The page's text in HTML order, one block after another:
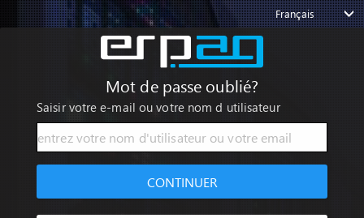
Français
Mot de passe oublié?
Saisir votre e-mail ou votre nom d utilisateur
CONTINUER